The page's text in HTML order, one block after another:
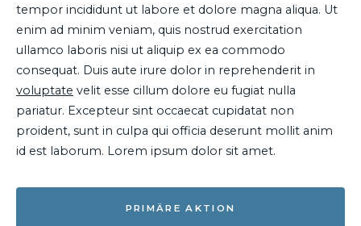
tempor incididunt ut labore et dolore magna aliqua. Ut
enim ad minim veniam, quis nostrud exercitation
ullamco laboris nisi ut aliquip ex ea commodo
consequat. Duis aute irure dolor in reprehenderit in
voluptate velit esse cillum dolore eu fugiat nulla
pariatur. Excepteur sint occaecat cupidatat non
proident, sunt in culpa qui officia deserunt mollit anim
id est laborum. Lorem ipsum dolor sit amet.
PRIMÄRE AKTION